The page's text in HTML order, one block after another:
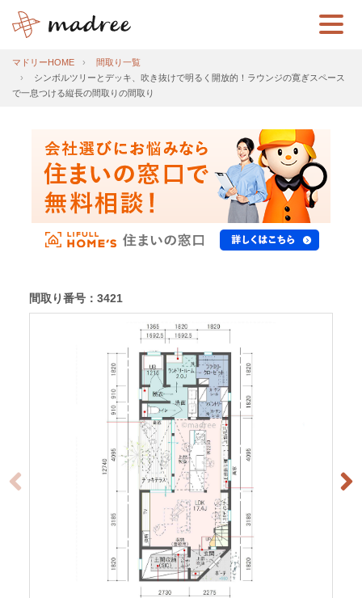
マドリーHOME
間取り一覧
シンボルツリーとデッキ、吹き抜けで明るく開放的！ラウンジの寛ぎスペース
で一息つける縦長の間取りの間取り
間取り番号：3421